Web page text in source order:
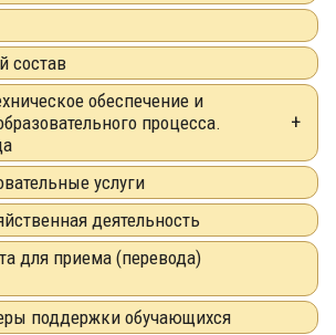
состав
обеспечение и
процесса.
услуги
деятельность
для приема (перевода)
поддержки обучающихся